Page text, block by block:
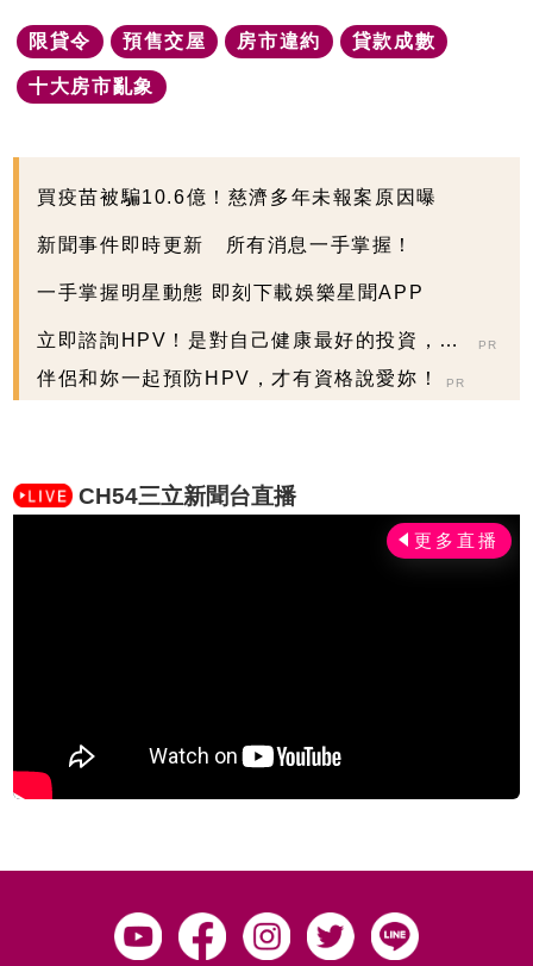
限貸令 預售交屋 房市違約 貸款成數
十大房市亂象
買疫苗被騙10.6億！慈濟多年未報案原因曝
新聞事件即時更新 所有消息一手掌握！
一手掌握明星動態 即刻下載娛樂星聞APP
立即諮詢HPV！是對自己健康最好的投資，把
握現在不嫌晚...
PR
伴侶和妳一起預防HPV，才有資格說愛妳！ PR
CH54三立新聞台直播